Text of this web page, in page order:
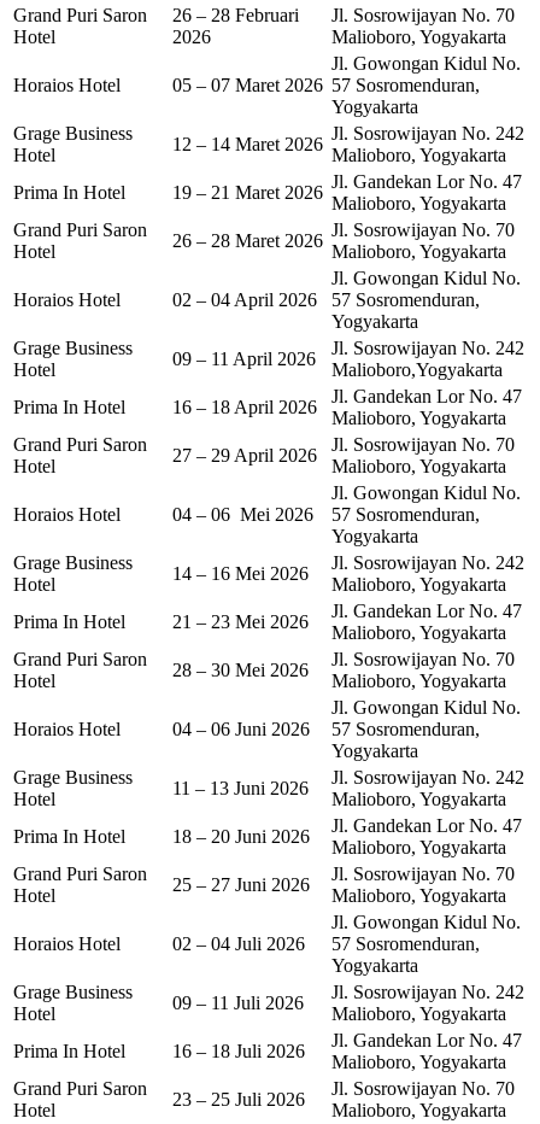
Grand Puri Saron
Hotel
26 – 28 Februari
2026
Jl. Sosrowijayan No. 70
Malioboro, Yogyakarta
Horaios Hotel 05 – 07 Maret 2026
Jl. Gowongan Kidul No.
57 Sosromenduran,
Yogyakarta
Grage Business
Hotel
12 – 14 Maret 2026
Jl. Sosrowijayan No. 242
Malioboro, Yogyakarta
Prima In Hotel
19 – 21 Maret 2026
Jl. Gandekan Lor No. 47
Malioboro, Yogyakarta
Grand Puri Saron
Hotel
26 – 28 Maret 2026
Jl. Sosrowijayan No. 70
Malioboro, Yogyakarta
Horaios Hotel 02 – 04 April 2026
Jl. Gowongan Kidul No.
57 Sosromenduran,
Yogyakarta
Grage Business
Hotel
09 – 11 April 2026
Jl. Sosrowijayan No. 242
Malioboro,Yogyakarta
Prima In Hotel
16 – 18 April 2026
Jl. Gandekan Lor No. 47
Malioboro, Yogyakarta
Grand Puri Saron
Hotel
27 – 29 April 2026
Jl. Sosrowijayan No. 70
Malioboro, Yogyakarta
Horaios Hotel 04 – 06 Mei 2026
Jl. Gowongan Kidul No.
57 Sosromenduran,
Yogyakarta
Grage Business
Hotel
14 – 16 Mei 2026
Jl. Sosrowijayan No. 242
Malioboro, Yogyakarta
Prima In Hotel
21 – 23 Mei 2026
Jl. Gandekan Lor No. 47
Malioboro, Yogyakarta
Grand Puri Saron
Hotel
28 – 30 Mei 2026
Jl. Sosrowijayan No. 70
Malioboro, Yogyakarta
Horaios Hotel 04 – 06 Juni 2026
Jl. Gowongan Kidul No.
57 Sosromenduran,
Yogyakarta
Grage Business
Hotel
11 – 13 Juni 2026
Jl. Sosrowijayan No. 242
Malioboro, Yogyakarta
Prima In Hotel
18 – 20 Juni 2026
Jl. Gandekan Lor No. 47
Malioboro, Yogyakarta
Grand Puri Saron
Hotel
25 – 27 Juni 2026
Jl. Sosrowijayan No. 70
Malioboro, Yogyakarta
Horaios Hotel 02 – 04 Juli 2026
Jl. Gowongan Kidul No.
57 Sosromenduran,
Yogyakarta
Grage Business
Hotel
09 – 11 Juli 2026
Jl. Sosrowijayan No. 242
Malioboro, Yogyakarta
Prima In Hotel
16 – 18 Juli 2026
Jl. Gandekan Lor No. 47
Malioboro, Yogyakarta
Grand Puri Saron
Hotel
23 – 25 Juli 2026
Jl. Sosrowijayan No. 70
Malioboro, Yogyakarta